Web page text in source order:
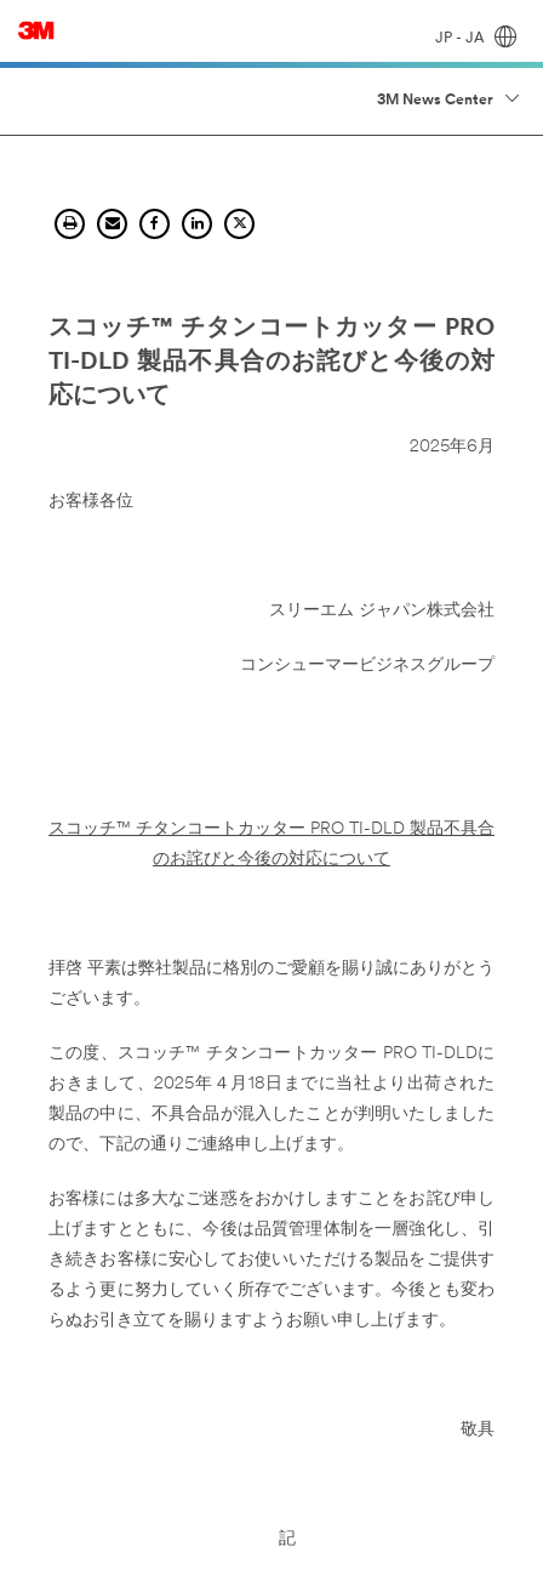
JP - JA
3M News Center
スコッチ™ チタンコートカッター PRO
TI-DLD 製品不具合のお詫びと今後の対
応について
2025年6月
お客様各位
スリーエム ジャパン株式会社
コンシューマービジネスグループ
スコッチ™ チタンコートカッター PRO TI-DLD 製品不具合
のお詫びと今後の対応について
拝啓 平素は弊社製品に格別のご愛顧を賜り誠にありがとう
ございます。
この度、スコッチ™ チタンコートカッター PRO TI-DLDに
おきまして、2025年４月18日までに当社より出荷された
製品の中に、不具合品が混入したことが判明いたしました
ので、下記の通りご連絡申し上げます。
お客様には多大なご迷惑をおかけしますことをお詫び申し
上げますとともに、今後は品質管理体制を一層強化し、引
き続きお客様に安心してお使いいただける製品をご提供す
るよう更に努力していく所存でございます。今後とも変わ
らぬお引き立てを賜りますようお願い申し上げます。
敬具
記